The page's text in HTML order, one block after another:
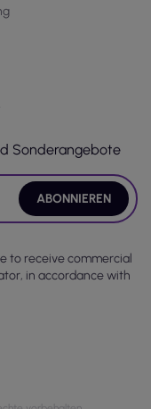
Sonderangebote
to receive commercial
in accordance with